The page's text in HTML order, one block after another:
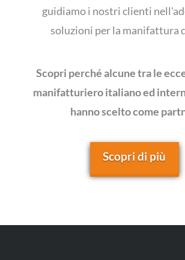
guidiamo i nostri clienti
soluzioni per la manifattura
Scopri perché alcune tra le
manifatturiero italiano ed
hanno scelto come
Scopri di più